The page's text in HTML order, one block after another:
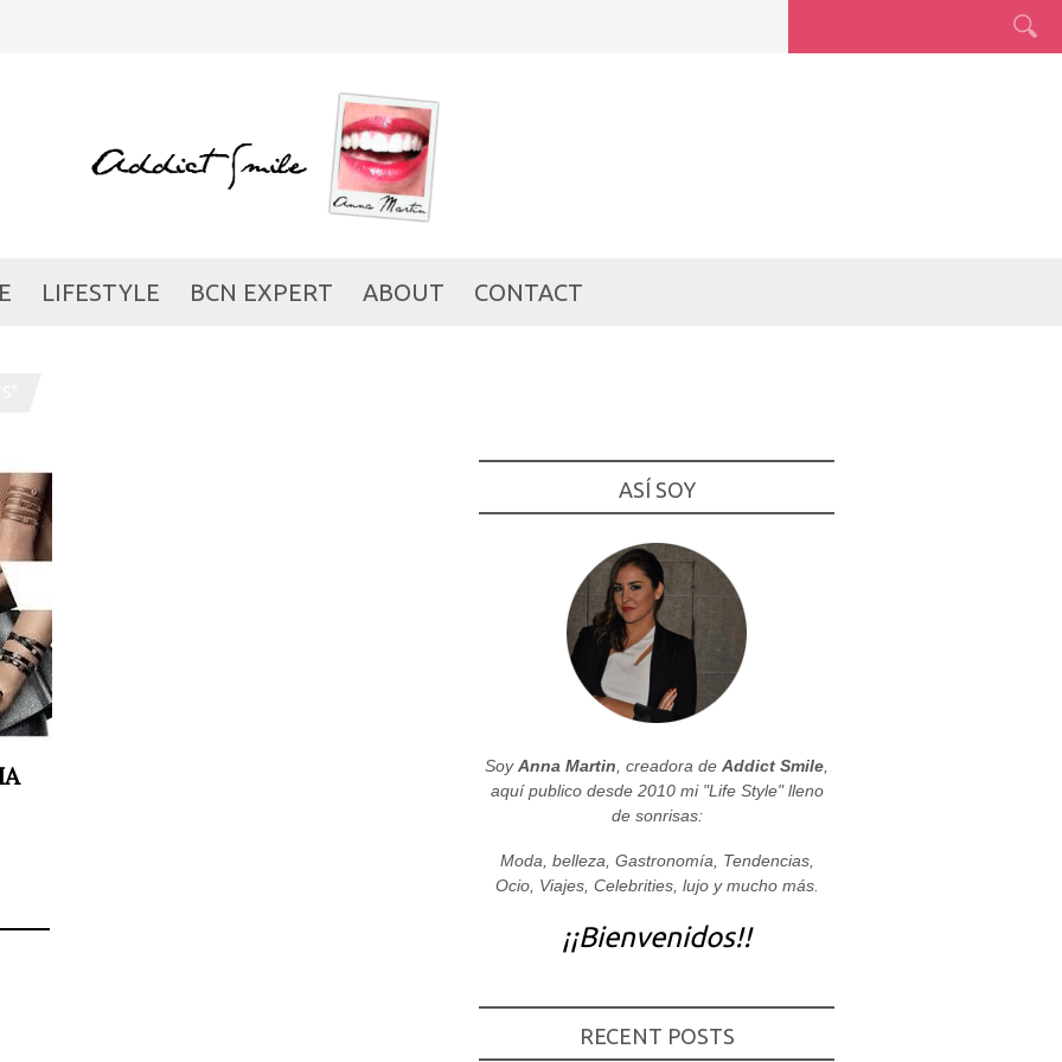
LIFESTYLE BCN EXPERT ABOUT CONTACT
ASÍ SOY
SoyAnna Martin , creadora de Addict Smile
aquí publico desde 2010 mi "Life Style" lleno
de sonrisas:
Moda, belleza, Gastronomía, Tendencias,
Ocio, Viajes, Celebrities, lujo y mucho más.
¡¡Bienvenidos!!
RECENT POSTS